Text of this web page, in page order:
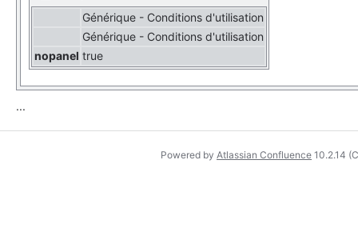
Générique - Conditions d'utilisation
Générique - Conditions d'utilisation
nopanel true
...
Powered by Atlassian Confluence 10.2.14